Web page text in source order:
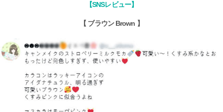
【SNSレビュー】
【 ブラウン Brown 】